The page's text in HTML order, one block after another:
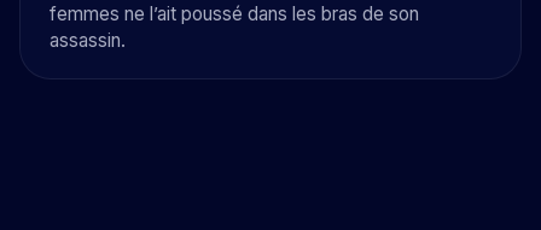
femmes ne l’ait poussé dans les bras de son
assassin.